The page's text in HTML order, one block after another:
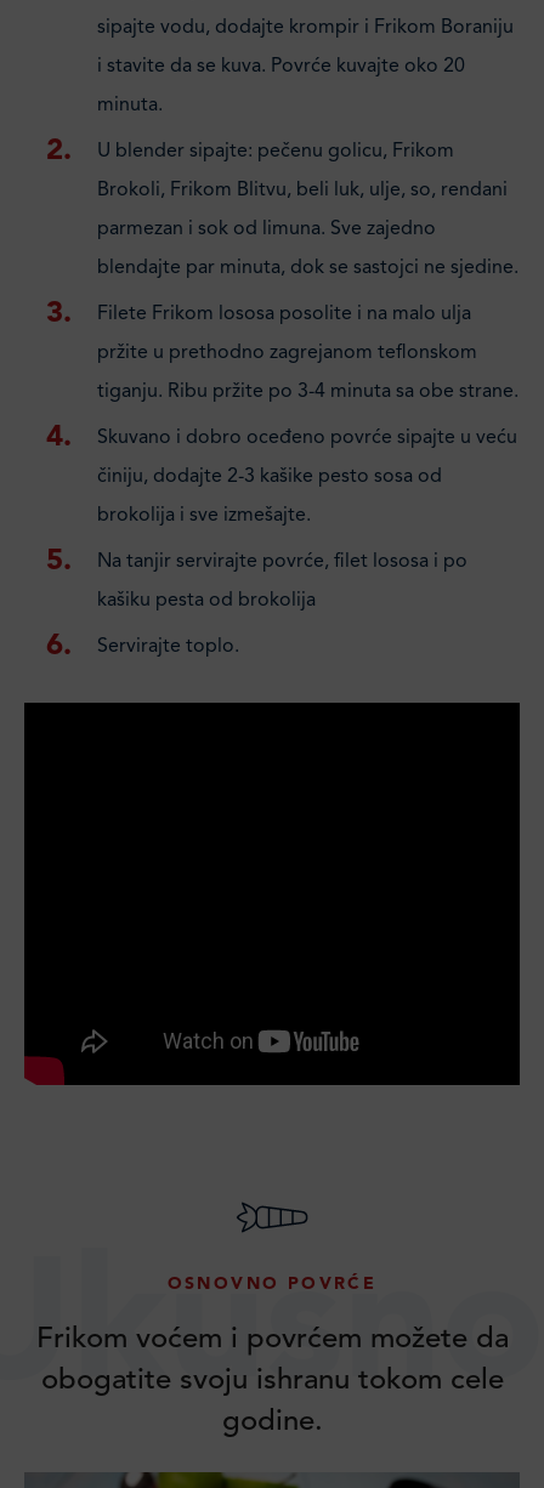
sipajte vodu, dodajte krompir i Frikom Boraniju
i stavite da se kuva. Povrće kuvajte oko 20
minuta.
U blender sipajte: pečenu golicu, Frikom
Brokoli, Frikom Blitvu, beli luk, ulje, so, rendani
parmezan i sok od limuna. Sve zajedno
blendajte par minuta, dok se sastojci ne sjedine.
Filete Frikom lososa posolite i na malo ulja
pržite u prethodno zagrejanom teflonskom
tiganju. Ribu pržite po 3-4 minuta sa obe strane.
Skuvano i dobro oceđeno povrće sipajte u veću
činiju, dodajte 2-3 kašike pesto sosa od
brokolija i sve izmešajte.
Na tanjir servirajte povrće, filet lososa i po
kašiku pesta od brokolija
Servirajte toplo.
OSNOVNO POVRĆE
Frikom voćem i povrćem možete da
obogatite svoju ishranu tokom cele
godine.